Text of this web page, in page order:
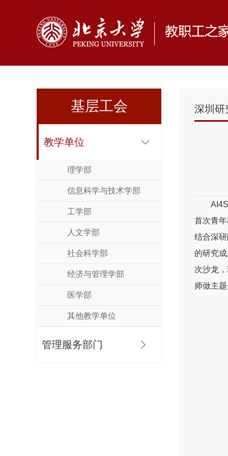
基层工会
教学单位
理学部
信息科学与技术学部
工学部
人文学部
社会科学部
经济与管理学部
医学部
其他教学单位
管理服务部门
深圳研
首次青
结合深
的研究
次沙龙
师做主